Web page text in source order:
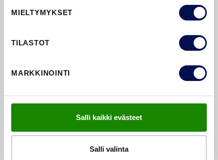
MIELTYMYKSET
TILASTOT
MARKKINOINTI
Salli kaikki evästeet
Salli valinta